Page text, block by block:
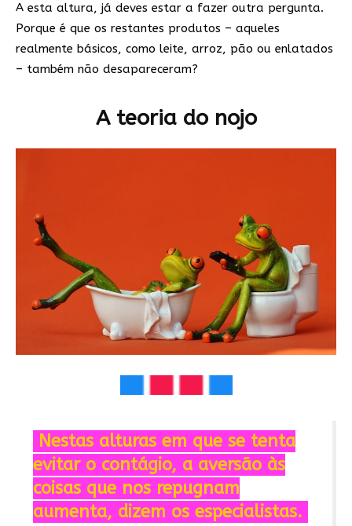
A esta altura, já deves estar a fazer outra pergunta.
Porque é que os restantes produtos – aqueles
realmente básicos, como leite, arroz, pão ou enlatados
– também não desapareceram?
A teoria do nojo
Nestas alturas em que se tenta
evitar o contágio, a aversão às
coisas que nos repugnam
aumenta, dizem os especialistas.